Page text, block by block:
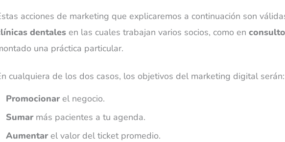
acciones de marketing que explicaremos a continuación son
dentales en las cuales trabajan varios socios, como en
una práctica particular.
cualquiera de los dos casos, los objetivos del marketing digital serán:
Promocionarel negocio.
Sumarmás pacientes a tu agenda.
Aumentar el valor del ticket promedio.